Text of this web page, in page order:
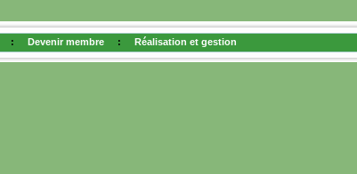
: Devenir membre : Réalisation et gestion